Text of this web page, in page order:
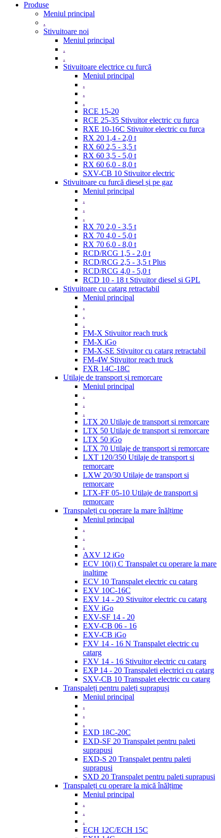
Produse
Meniul principal
.
Stivuitoare noi
Meniul principal
.
.
Stivuitoare electrice cu furcă
Meniul principal
.
.
.
RCE 15-20
RCE 25-35 Stivuitor electric cu furca
RXE 10-16C Stivuitor electric cu furca
RX 20 1,4 - 2,0 t
RX 60 2,5 - 3,5 t
RX 60 3,5 - 5,0 t
RX 60 6,0 - 8,0 t
SXV-CB 10 Stivuitor electric
Stivuitoare cu furcă diesel și pe gaz
Meniul principal
.
.
.
RX 70 2,0 - 3,5 t
RX 70 4,0 - 5,0 t
RX 70 6,0 - 8,0 t
RCD/RCG 1,5 - 2,0 t
RCD/RCG 2,5 - 3,5 t Plus
RCD/RCG 4,0 - 5,0 t
RCD 10 - 18 t Stivuitor diesel si GPL
Stivuitoare cu catarg retractabil
Meniul principal
.
.
.
FM-X Stivuitor reach truck
FM-X iGo
FM-X-SE Stivuitor cu catarg retractabil
FM-4W Stivuitor reach truck
FXR 14C-18C
Utilaje de transport și remorcare
Meniul principal
.
.
.
LTX 20 Utilaje de transport si remorcare
LTX 50 Utilaje de transport si remorcare
LTX 50 iGo
LTX 70 Utilaje de transport si remorcare
LXT 120/350 Utilaje de transport si
remorcare
LXW 20/30 Utilaje de transport si
remorcare
LTX-FF 05-10 Utilaje de transport si
remorcare
Transpaleți cu operare la mare înălțime
Meniul principal
.
.
.
AXV 12 iGo
ECV 10(i) C Transpalet cu operare la mare
inaltime
ECV 10 Transpalet electric cu catarg
EXV 10C-16C
EXV 14 - 20 Stivuitor electric cu catarg
EXV iGo
EXV-SF 14 - 20
EXV-CB 06 - 16
EXV-CB iGo
FXV 14 - 16 N Transpalet electric cu
catarg
FXV 14 - 16 Stivuitor electric cu catarg
EXP 14 - 20 Transpaleti electrici cu catarg
SXV-CB 10 Transpalet electric cu catarg
Transpaleți pentru paleți suprapuși
Meniul principal
.
.
.
EXD 18C-20C
EXD-SF 20 Transpalet pentru paleti
suprapusi
EXD-S 20 Transpalet pentru paleti
suprapusi
SXD 20 Transpalet pentru paleti suprapusi
Transpaleți cu operare la mică înălțime
Meniul principal
.
.
.
ECH 12C/ECH 15C